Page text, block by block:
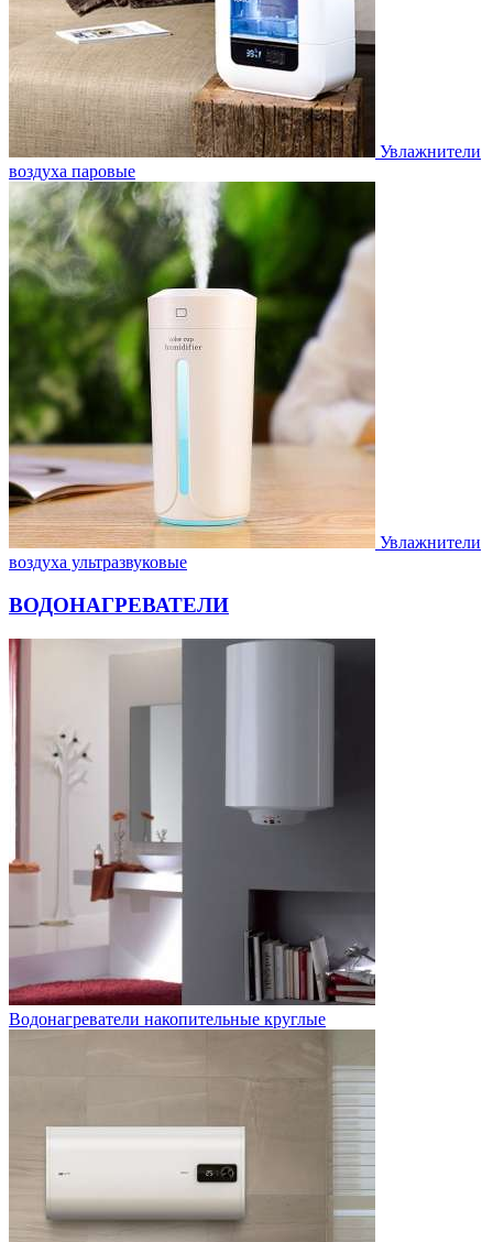
Увлажнители
воздуха паровые
Увлажнители
воздуха ультразвуковые
ВОДОНАГРЕВАТЕЛИ
Водонагреватели накопительные круглые